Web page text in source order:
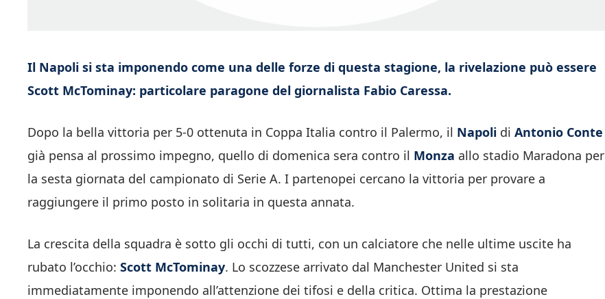
Il Napoli si sta imponendo come una delle forze di questa stagione, la rivelazione può essere
Scott McTominay: particolare paragone del giornalista Fabio Caressa.
Dopo la bella vittoria per 5-0 ottenuta in Coppa Italia contro il Palermo, il Napoli di Antonio Conte
già pensa al prossimo impegno, quello di domenica sera contro il Monza allo stadio Maradona per
la sesta giornata del campionato di Serie A. I partenopei cercano la vittoria per provare a
raggiungere il primo posto in solitaria in questa annata.
La crescita della squadra è sotto gli occhi di tutti, con un calciatore che nelle ultime uscite ha
rubato l’occhio: Scott McTominay. Lo scozzese arrivato dal Manchester United si sta
immediatamente imponendo all’attenzione dei tifosi e della critica. Ottima la prestazione